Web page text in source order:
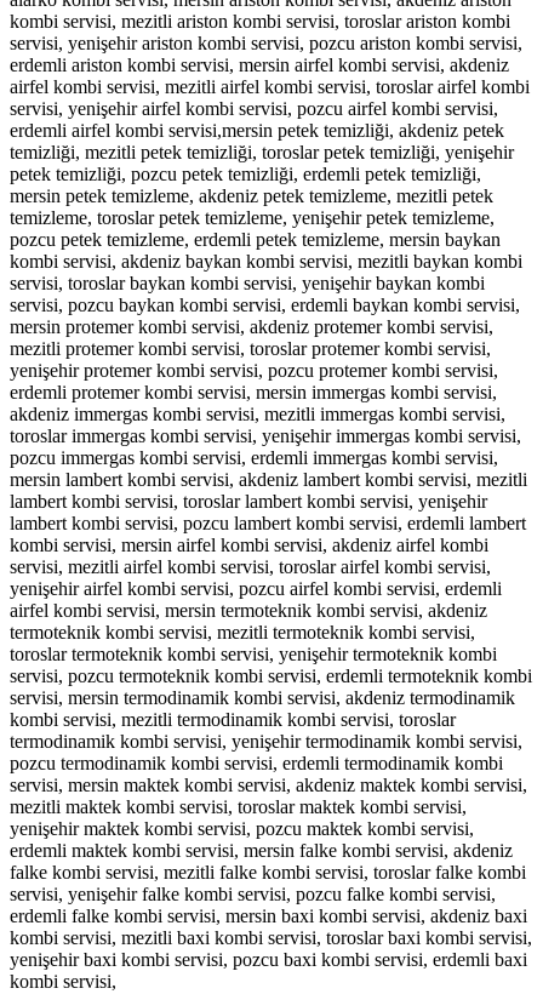
kombi servisi, mezitli ariston kombi servisi, toroslar ariston kombi
servisi, yenişehir ariston kombi servisi, pozcu ariston kombi servisi,
erdemli ariston kombi servisi, mersin airfel kombi servisi, akdeniz
airfel kombi servisi, mezitli airfel kombi servisi, toroslar airfel kombi
servisi, yenişehir airfel kombi servisi, pozcu airfel kombi servisi,
erdemli airfel kombi servisi,mersin petek temizliği, akdeniz petek
temizliği, mezitli petek temizliği, toroslar petek temizliği, yenişehir
petek temizliği, pozcu petek temizliği, erdemli petek temizliği,
mersin petek temizleme, akdeniz petek temizleme, mezitli petek
temizleme, toroslar petek temizleme, yenişehir petek temizleme,
pozcu petek temizleme, erdemli petek temizleme, mersin baykan
kombi servisi, akdeniz baykan kombi servisi, mezitli baykan kombi
servisi, toroslar baykan kombi servisi, yenişehir baykan kombi
servisi, pozcu baykan kombi servisi, erdemli baykan kombi servisi,
mersin protemer kombi servisi, akdeniz protemer kombi servisi,
mezitli protemer kombi servisi, toroslar protemer kombi servisi,
yenişehir protemer kombi servisi, pozcu protemer kombi servisi,
erdemli protemer kombi servisi, mersin immergas kombi servisi,
akdeniz immergas kombi servisi, mezitli immergas kombi servisi,
toroslar immergas kombi servisi, yenişehir immergas kombi servisi,
pozcu immergas kombi servisi, erdemli immergas kombi servisi,
mersin lambert kombi servisi, akdeniz lambert kombi servisi, mezitli
lambert kombi servisi, toroslar lambert kombi servisi, yenişehir
lambert kombi servisi, pozcu lambert kombi servisi, erdemli lambert
kombi servisi, mersin airfel kombi servisi, akdeniz airfel kombi
servisi, mezitli airfel kombi servisi, toroslar airfel kombi servisi,
yenişehir airfel kombi servisi, pozcu airfel kombi servisi, erdemli
airfel kombi servisi, mersin termoteknik kombi servisi, akdeniz
termoteknik kombi servisi, mezitli termoteknik kombi servisi,
toroslar termoteknik kombi servisi, yenişehir termoteknik kombi
servisi, pozcu termoteknik kombi servisi, erdemli termoteknik kombi
servisi, mersin termodinamik kombi servisi, akdeniz termodinamik
kombi servisi, mezitli termodinamik kombi servisi, toroslar
termodinamik kombi servisi, yenişehir termodinamik kombi servisi,
pozcu termodinamik kombi servisi, erdemli termodinamik kombi
servisi, mersin maktek kombi servisi, akdeniz maktek kombi servisi,
mezitli maktek kombi servisi, toroslar maktek kombi servisi,
yenişehir maktek kombi servisi, pozcu maktek kombi servisi,
erdemli maktek kombi servisi, mersin falke kombi servisi, akdeniz
falke kombi servisi, mezitli falke kombi servisi, toroslar falke kombi
servisi, yenişehir falke kombi servisi, pozcu falke kombi servisi,
erdemli falke kombi servisi, mersin baxi kombi servisi, akdeniz baxi
kombi servisi, mezitli baxi kombi servisi, toroslar baxi kombi servisi,
yenişehir baxi kombi servisi, pozcu baxi kombi servisi, erdemli baxi
kombi servisi,